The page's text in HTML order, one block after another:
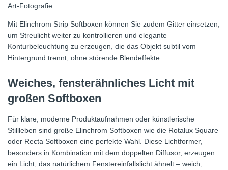
Art-Fotografie.
Mit Elinchrom Strip Softboxen können Sie zudem Gitter einsetzen,
um Streulicht weiter zu kontrollieren und elegante
Konturbeleuchtung zu erzeugen, die das Objekt subtil vom
Hintergrund trennt, ohne störende Blendeffekte.
Weiches, fensterähnliches Licht mit
großen Softboxen
Für klare, moderne Produktaufnahmen oder künstlerische
Stillleben sind große Elinchrom Softboxen wie die Rotalux Square
oder Recta Softboxen eine perfekte Wahl. Diese Lichtformer,
besonders in Kombination mit dem doppelten Diffusor, erzeugen
ein Licht, das natürlichem Fenstereinfallslicht ähnelt – weich,